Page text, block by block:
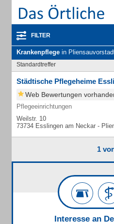
FILTER
Krankenpflege in Pliensauvorstadt Stadt
Standardtreffer
Städtische Pflegeheime
Web Bewertungen
Pflegeeinrichtungen
Weilstr. 10
73734 Esslingen am Neckar -
1
Interesse an